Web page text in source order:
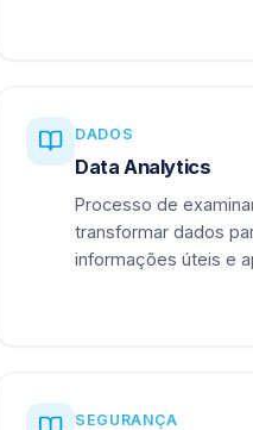
DADOS
Data Analytics
Processo de
transformar dados
informações úteis e
SEGURANÇA